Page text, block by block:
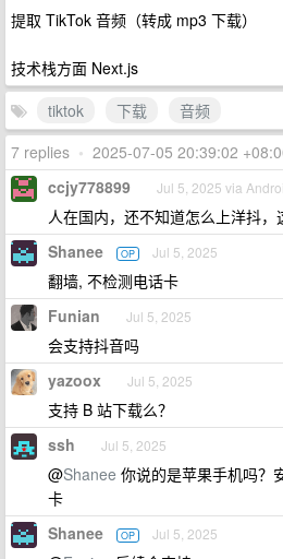
提取 TikTok 音频（转成 mp3 下载）
技术栈方面 Next.js
tiktok
下载
音频
7 replies • 2025-07-05 20:39:02
ccjy778899 Jul 5, 2025 via
人在国内，还不知道怎么上洋抖
Shanee OP Jul 5, 2025
翻墙, 不检测电话卡
Funian Jul 5, 2025
会支持抖音吗
yazoox Jul 5, 2025
支持 B 站下载么？
ssh Jul 5, 2025
@Shanee 你说的是苹果手机吗？
卡
Shanee OP Jul 5, 2025